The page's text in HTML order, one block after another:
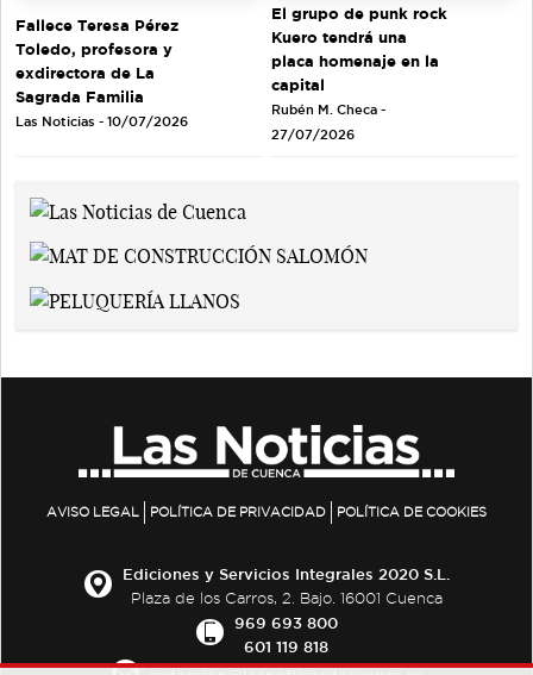
Fallece Teresa Pérez
Toledo, profesora y
exdirectora de La
Sagrada Familia
Las Noticias - 10/07/2026
El grupo de punk rock
Kuero tendrá una
placa homenaje en la
capital
Rubén M. Checa -
27/07/2026
AVISO LEGAL POLÍTICA DE PRIVACIDAD POLÍTICA DE COOKIES
Ediciones y Servicios Integrales 2020 S.L.
Plaza de los Carros, 2. Bajo. 16001 Cuenca
969 693 800
601 119 818